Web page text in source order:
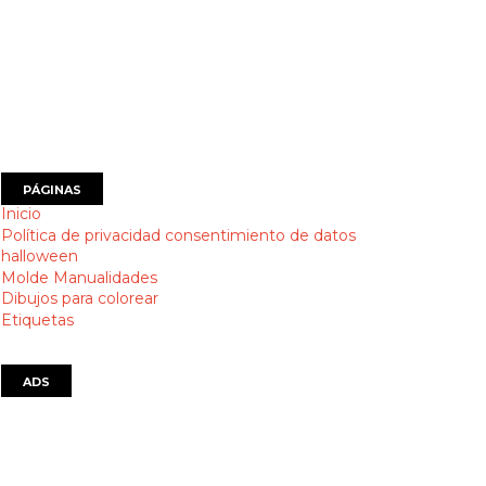
PÁGINAS
Inicio
Política de privacidad consentimiento de datos
halloween
Molde Manualidades
Dibujos para colorear
Etiquetas
ADS